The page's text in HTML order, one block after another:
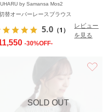
by Samansa Mos2
替オーバーレースブラウス
5.0 （1）
レビュー
を見る
-30%OFF-
SOLD OUT